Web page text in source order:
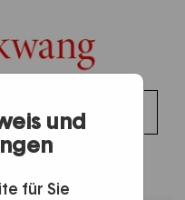
und
für Sie
0,00 €